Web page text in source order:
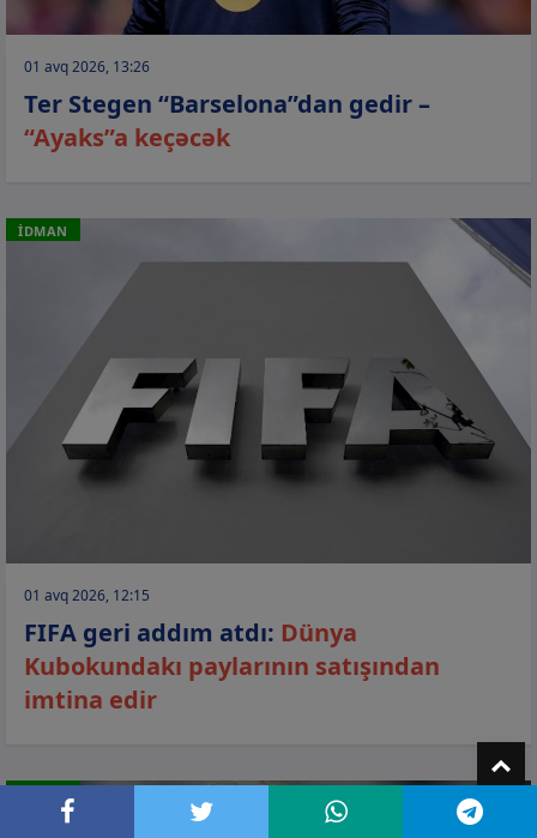
01 avq 2026, 13:26
Ter Stegen “Barselona”dan gedir –
“Ayaks”a keçəcək
İDMAN
01 avq 2026, 12:15
FIFA geri addım atdı: Dünya
Kubokundakı paylarının satışından
imtina edir